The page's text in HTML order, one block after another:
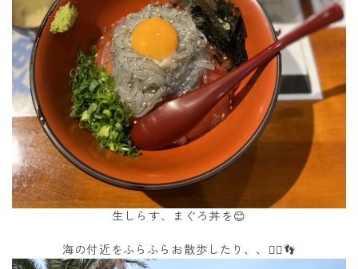
生しらす、まぐろ丼を😊
海の付近をふらふらお散歩したり、、🏃‍♂️👣